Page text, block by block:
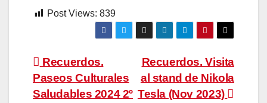
Post Views: 839
Navegación
de
Recuerdos. Visita
al stand de Nikola
Tesla (Nov 2023)
Recuerdos.
Paseos Culturales
Saludables 2024 2º